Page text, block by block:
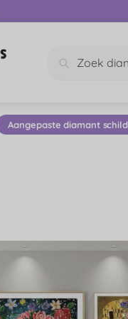
Zoeken
Aangepaste diamant